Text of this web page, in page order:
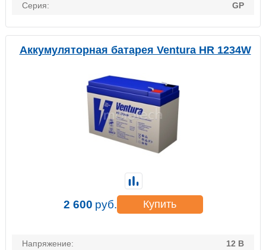
Серия:
GP
Аккумуляторная батарея Ventura HR 1234W
Напряжение:
12 В
2 600 руб. Купить